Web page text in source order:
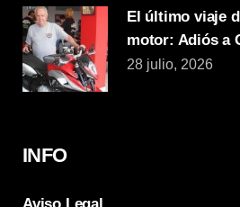
El último viaje
motor: Adiós a
28 julio, 2026
INFO